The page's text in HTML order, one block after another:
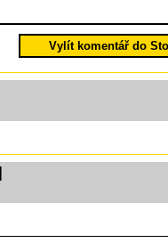
Vylít komentář do